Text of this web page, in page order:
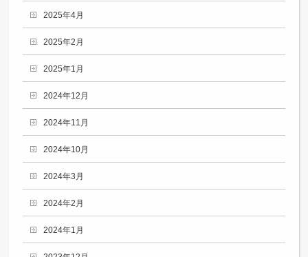
2025年4月
2025年2月
2025年1月
2024年12月
2024年11月
2024年10月
2024年3月
2024年2月
2024年1月